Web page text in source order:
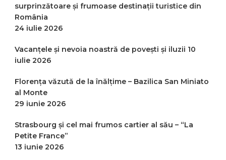
surprinzătoare și frumoase destinații turistice din
România
24 iulie 2026
Vacanțele și nevoia noastră de povești și iluzii 10
iulie 2026
Florența văzută de la înălțime – Bazilica San Miniato
al Monte
29 iunie 2026
Strasbourg și cel mai frumos cartier al său – “La
Petite France”
13 iunie 2026